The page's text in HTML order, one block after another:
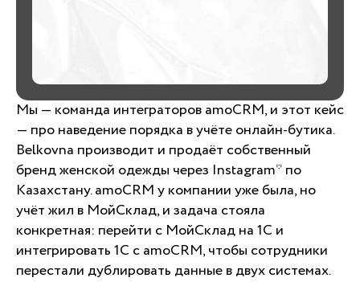
Мы — команда интеграторов amoCRM, и этот кейс
— про наведение порядка в учёте онлайн-бутика.
Belkovna производит и продаёт собственный
бренд женской одежды через Instagram* по
Казахстану. amoCRM у компании уже была, но
учёт жил в МойСклад, и задача стояла
конкретная: перейти с МойСклад на 1С и
интегрировать 1С с amoCRM, чтобы сотрудники
перестали дублировать данные в двух системах.